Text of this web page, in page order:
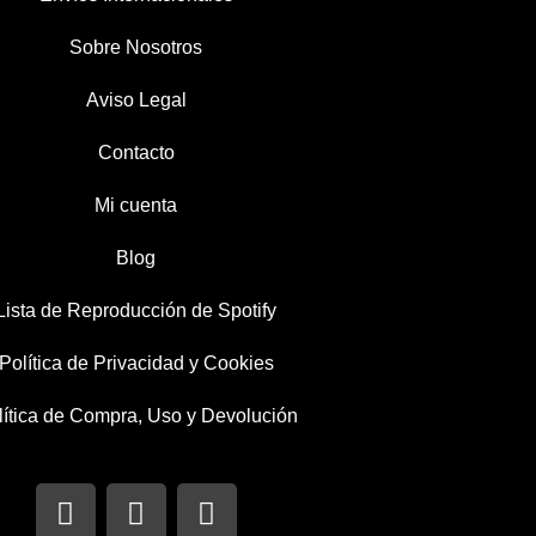
Sobre Nosotros
Aviso Legal
Contacto
Mi cuenta
Blog
de Reproducción de Spotify
de Privacidad y Cookies
de Compra, Uso y Devolución
I
n
T
w
F
a